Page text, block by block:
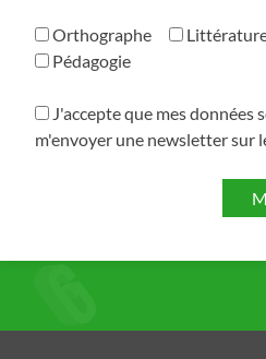
Orthographe
Pédagogie
J'accepte que mes données
m'envoyer une newsletter sur